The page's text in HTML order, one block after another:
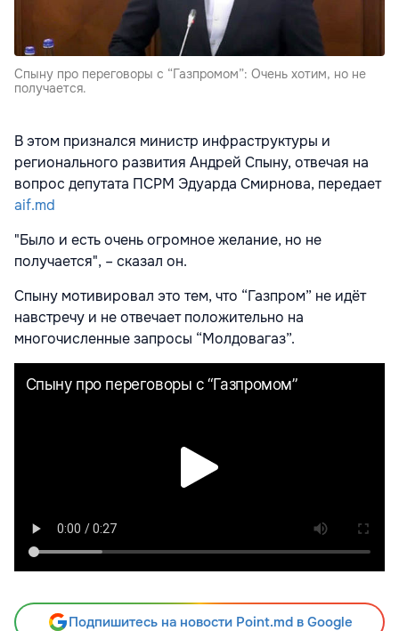
Спыну про переговоры с “Газпромом”: Очень хотим, но не
получается.
В этом признался министр инфраструктуры и
регионального развития Андрей Спыну, отвечая на
вопрос депутата ПСРМ Эдуарда Смирнова, передает
aif.md
"Было и есть очень огромное желание, но не
получается", – сказал он.
Спыну мотивировал это тем, что “Газпром” не идёт
навстречу и не отвечает положительно на
многочисленные запросы “Молдовагаз”.
Подпишитесь на новости Point.md в Google